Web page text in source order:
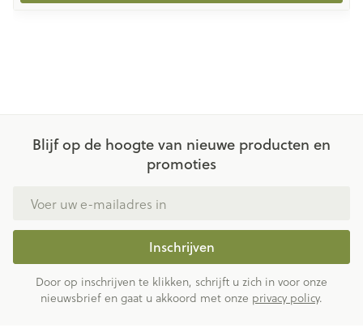
Blijf op de hoogte van nieuwe producten en
promoties
Inschrijven
Door op inschrijven te klikken, schrijft u zich in voor onze
nieuwsbrief en gaat u akkoord met onze privacy policy.